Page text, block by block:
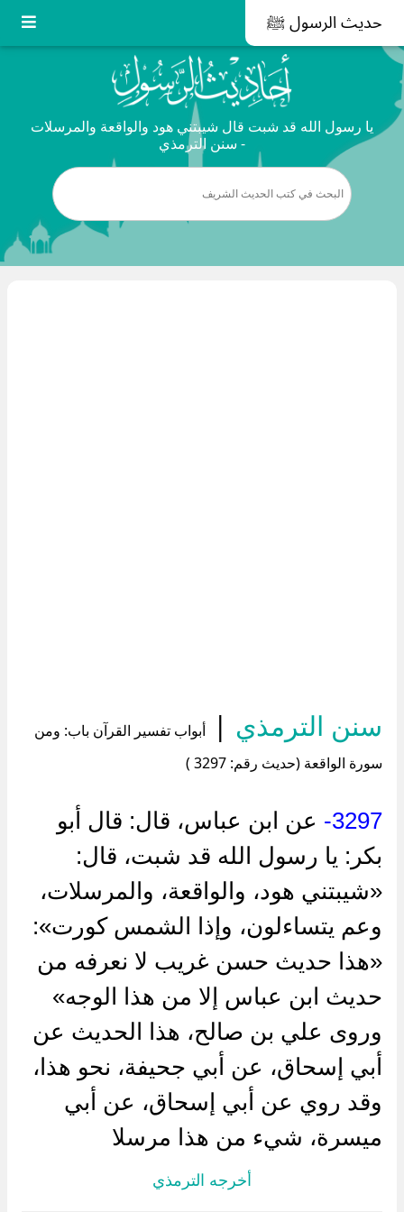
حديث الرسول ﷺ
يا رسول الله قد شبت قال شيبتني هود والواقعة والمرسلات
- سنن الترمذي
سنن الترمذي |
أبواب تفسير القرآن باب: ومن
سورة الواقعة (حديث رقم: 3297 )
3297-
عن ابن عباس، قال: قال أبو
بكر: يا رسول الله قد شبت، قال:
«شيبتني هود، والواقعة، والمرسلات،
وعم يتساءلون، وإذا الشمس كورت»:
«هذا حديث حسن غريب لا نعرفه من
حديث ابن عباس إلا من هذا الوجه»
وروى علي بن صالح، هذا الحديث عن
أبي إسحاق، عن أبي جحيفة، نحو هذا،
وقد روي عن أبي إسحاق، عن أبي
ميسرة، شيء من هذا مرسلا
أخرجه الترمذي